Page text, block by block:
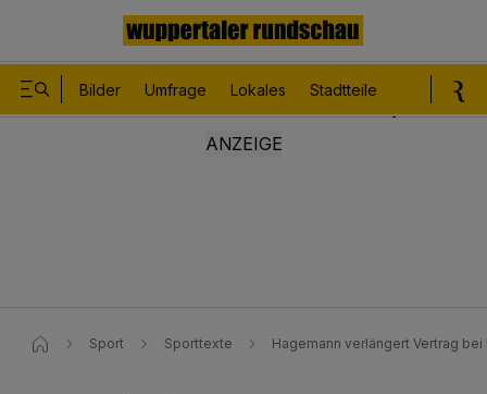
Bilder Umfrage Lokales Stadtteile
Sport Sporttexte Hagemann verlängert Vertrag